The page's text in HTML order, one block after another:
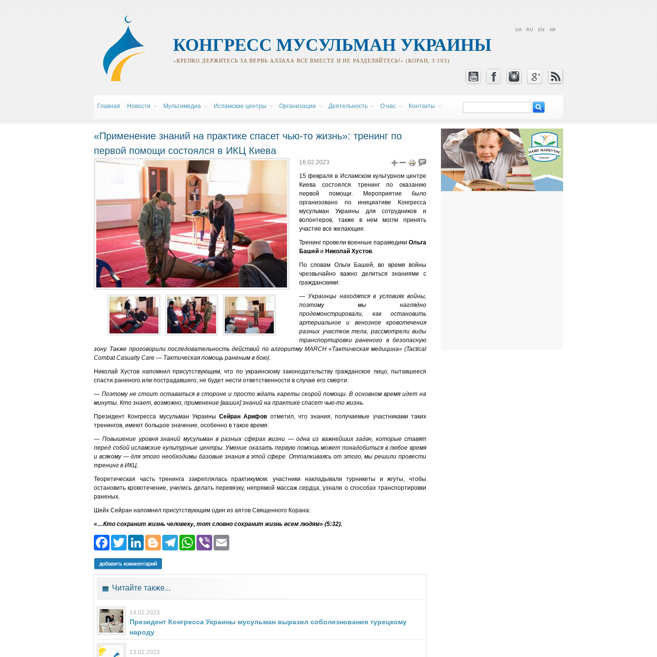
КОНГРЕСС МУСУЛЬМАН УКРАИНЫ
«КРЕПКО ДЕРЖИТЕСЬ ЗА ВЕРВЬ АЛЛАХА ВСЕ ВМЕСТЕ И НЕ РАЗДЕЛЯЙТЕСЬ!» (КОРАН, 3:103)
UA RU EN AR
Главная Новости Мультимедиа Исламские центры Oрганизации Деятельность О нас Контакты Форма поиска
«Применение знаний на практике спасет чью-то жизнь»: тренинг по
первой помощи состоялся в ИКЦ Киева
16.02.2023
15 февраля в Исламском культурном центре
Киева состоялся тренинг по оказанию
первой помощи. Мероприятие было
организовано по инициативе Конгресса
мусульман Украины для сотрудников и
волонтеров, также в нем могли принять
участие все желающие.
Тренинг провели военные парамедики Ольга
Башей и Николай Хустов.
По словам Ольги Башей, во время войны
чрезвычайно важно делиться знаниями с
гражданскими:
— Украинцы находятся в условиях войны,
поэтому мы наглядно
продемонстрировали, как остановить
артериальное и венозное кровотечения
разных участков тела, рассмотрели виды
транспортировки раненого в безопасную
зону. Также проговорили последовательность действий по алгоритму MARCH «Тактическая медицина» (Tactical
Combat Casualty Care — Тактическая помощь раненым в бою).
Николай Хустов напомнил присутствующим, что по украинскому законодательству гражданское лицо, пытавшееся
спасти раненого или пострадавшего, не будет нести ответственности в случае его смерти:
— Поэтому не стоит оставаться в стороне и просто ждать кареты скорой помощи. В основном время идет на
минуты. Кто знает, возможно, применение [ваших] знаний на практике спасет чью-то жизнь.
Президент Конгресса мусульман УкраиныСейран Арифов отметил, что знания, получаемые участниками таких
тренингов, имеют большое значение, особенно в такое время:
— Повышение уровня знаний мусульман в разных сферах жизни — одна из важнейших задач, которые ставят
перед собой исламские культурные центры. Умение оказать первую помощь может понадобиться в любое время
и всякому — для этого необходимы базовые знания в этой сфере. Отталкиваясь от этого, мы решили провести
тренинг в ИКЦ.
Теоретическая часть тренинга закреплялась практикумом: участники накладывали турникеты и жгуты, чтобы
остановить кровотечение, учились делать перевязку, непрямой массаж сердца, узнали о способах транспортировки
раненых.
Шейх Сейран напомнил присутствующим один из аятов Священного Корана:
«…Кто сохранит жизнь человеку, тот словно сохранит жизнь всем людям» (5:32).
Facebook
Twitter
LinkedIn
Blogger
Telegram
WhatsApp
Viber
добавить комментарий
Читайте также...
14.02.2023
Президент Конгресса Украины мусульман выразил соболезнования турецкому
народу
13.02.2023